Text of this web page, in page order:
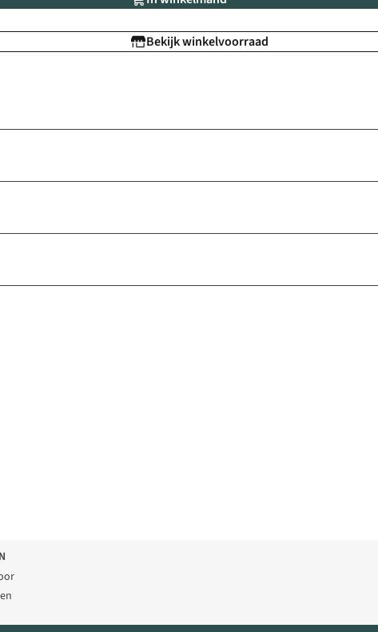
Bekijk winkelvoorraad